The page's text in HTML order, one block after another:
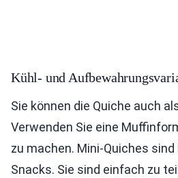
Kühl- und
Sie können die Quiche auch
Verwenden Sie eine
zu machen. Mini-Quiches
Snacks. Sie sind einfach zu